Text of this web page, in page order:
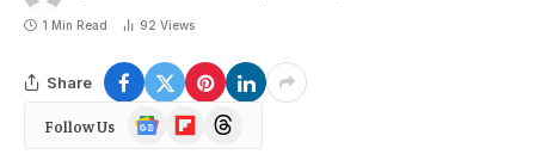
1 Min Read 92 Views
Share
Follow Us
Google
News
FlipboardThreads